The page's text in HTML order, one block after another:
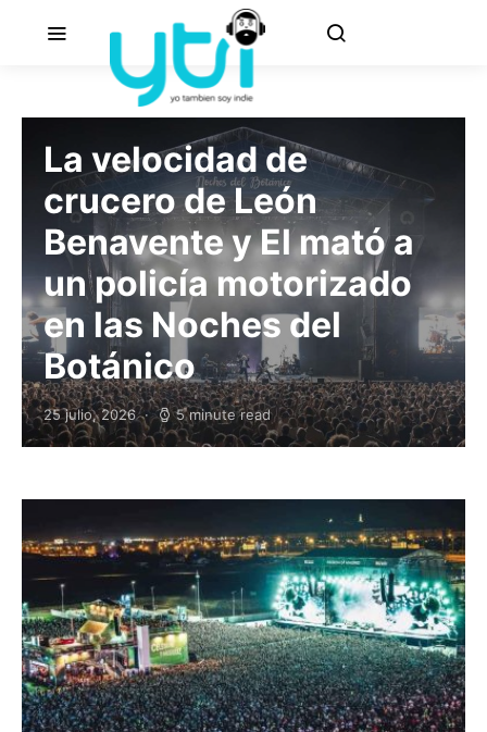
La velocidad de
crucero de León
Benavente y El mató a
un policía motorizado
en las Noches del
Botánico
Posted on
25 julio, 2026 5 minute read